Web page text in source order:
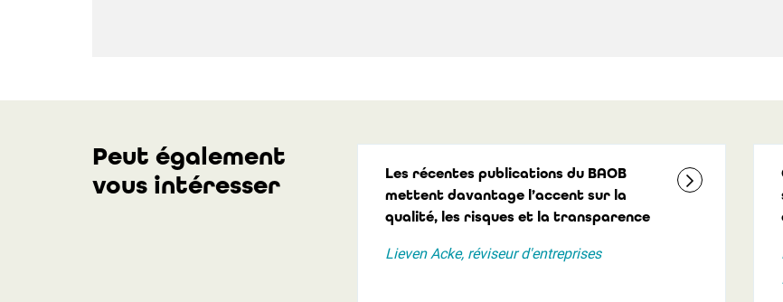
Peut également
vous intéresser
Les récentes publications du BAOB
mettent davantage l’accent sur la
qualité, les risques et la transparence
Lieven Acke, réviseur d'entreprises